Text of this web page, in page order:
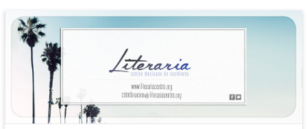
Saltar
contenido